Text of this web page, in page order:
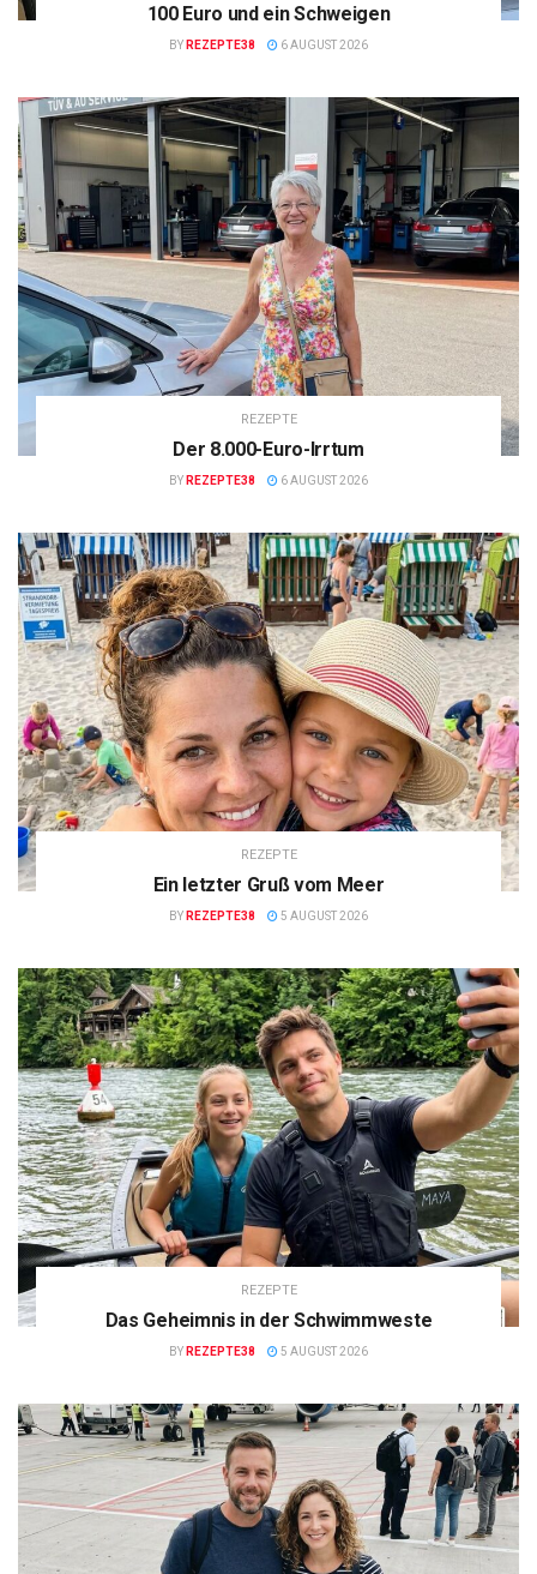
100 Euro und ein Schweigen
BY REZEPTE38 6 AUGUST 2026
REZEPTE
Der 8.000-Euro-Irrtum
BY REZEPTE38 6 AUGUST 2026
REZEPTE
Ein letzter Gruß vom Meer
BY REZEPTE38 5 AUGUST 2026
REZEPTE
Das Geheimnis in der Schwimmweste
BY REZEPTE38 5 AUGUST 2026